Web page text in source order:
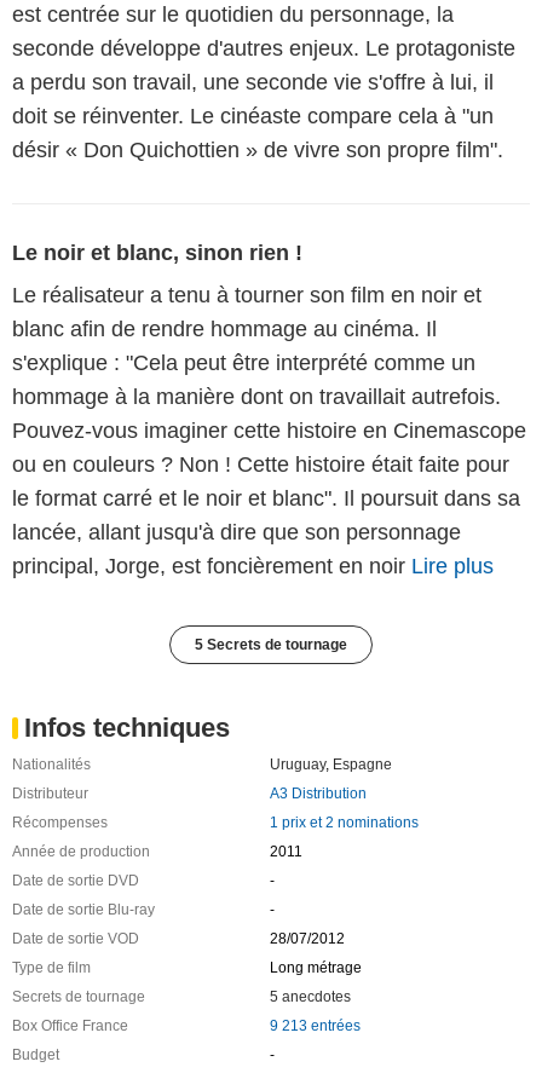
est centrée sur le quotidien du personnage, la
seconde développe d'autres enjeux. Le protagoniste
a perdu son travail, une seconde vie s'offre à lui, il
doit se réinventer. Le cinéaste compare cela à "un
désir « Don Quichottien » de vivre son propre film".
Le noir et blanc, sinon rien !
Le réalisateur a tenu à tourner son film en noir et
blanc afin de rendre hommage au cinéma. Il
s'explique : "Cela peut être interprété comme un
hommage à la manière dont on travaillait autrefois.
Pouvez-vous imaginer cette histoire en Cinemascope
ou en couleurs ? Non ! Cette histoire était faite pour
le format carré et le noir et blanc". Il poursuit dans sa
lancée, allant jusqu'à dire que son personnage
principal, Jorge, est foncièrement en noir Lire plus
5 Secrets de tournage
Infos techniques
Nationalités Uruguay, Espagne
Distributeur
A3 Distribution
Récompenses
1 prix et 2 nominations
Année de production
2011
Date de sortie DVD
-
Date de sortie Blu-ray
-
Date de sortie VOD
28/07/2012
Type de film
Long métrage
Secrets de tournage
5 anecdotes
Box Office France
9 213 entrées
Budget
-